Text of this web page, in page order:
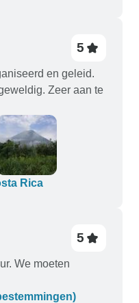
5
en geleid.
Zeer aan te
Rica
5
We moeten